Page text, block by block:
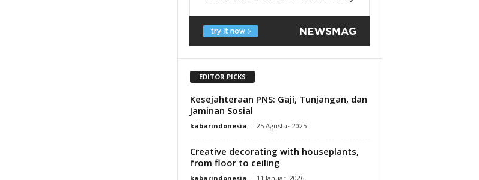
EDITOR PICKS
Kesejahteraan PNS: Gaji, Tunjangan, dan
Jaminan Sosial
kabarindonesia - 25 Agustus 2025
Creative decorating with houseplants,
from floor to ceiling
kabarindonesia - 11 Januari 2026